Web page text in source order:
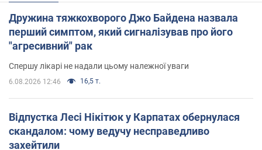
Дружина тяжкохворого Джо Байдена назвала
перший симптом, який сигналізував про його
"агресивний" рак
Спершу лікарі не надали цьому належної уваги
6.08.2026 12:46 16,5 т.
Відпустка Лесі Нікітюк у Карпатах обернулася
скандалом: чому ведучу несправедливо
захейтили